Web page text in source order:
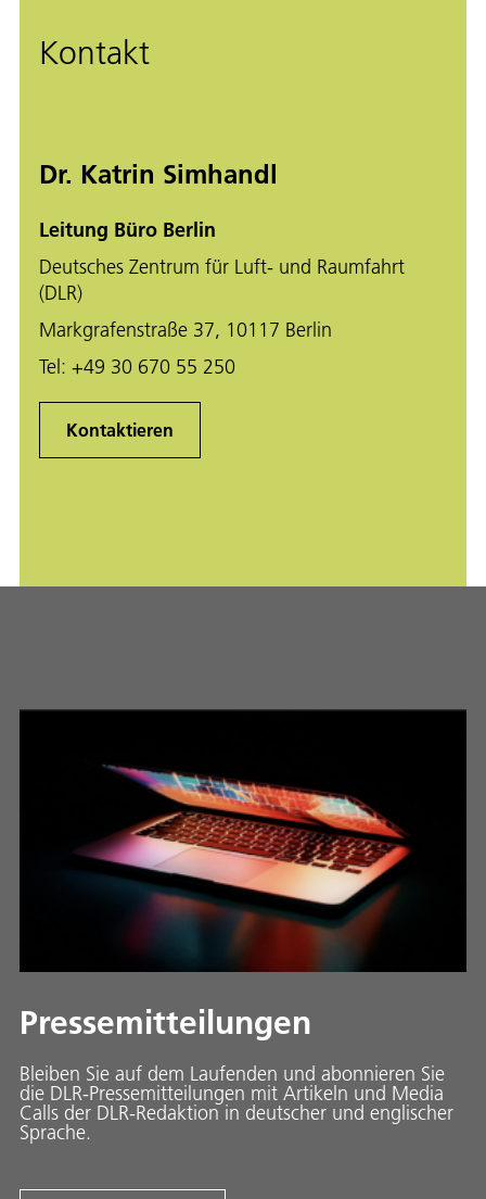
Kontakt
Dr. Katrin Simhandl
Leitung Büro Berlin
Deutsches Zentrum für Luft- und Raumfahrt
(DLR)
Markgrafenstraße 37, 10117 Berlin
Tel: +49 30 670 55 250
Kontaktieren
Pressemitteilungen
Bleiben Sie auf dem Laufenden und abonnieren Sie
die DLR-Pressemitteilungen mit Artikeln und Media
Calls der DLR-Redaktion in deutscher und englischer
Sprache.